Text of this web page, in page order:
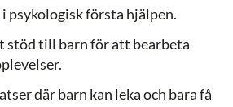
psykologisk första hjälpen.
stöd till barn för att bearbeta
där barn kan leka och bara få